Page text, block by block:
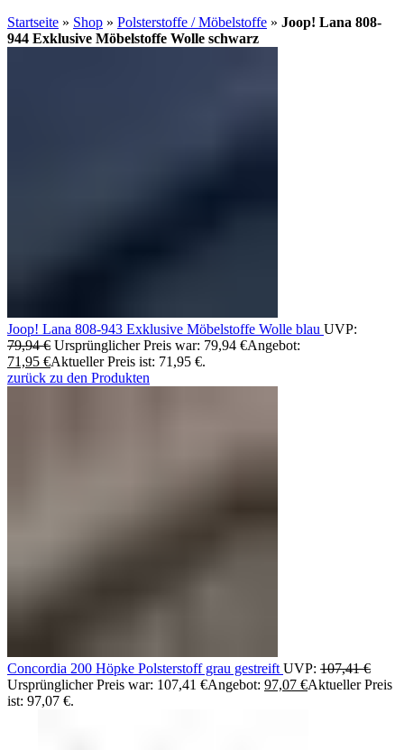
Startseite » Shop » Polsterstoffe / Möbelstoffe » Joop! Lana 808-
944 Exklusive Möbelstoffe Wolle schwarz
Joop! Lana 808-943 Exklusive Möbelstoffe Wolle blau UVP:
79,94€ Ursprünglicher Preis war: 79,94 €Angebot:
71,95 €Aktueller Preis ist: 71,95 €.
zurück zu den Produkten
Concordia 200 Höpke Polsterstoff grau gestreift UVP: 107,41€
Ursprünglicher Preis war: 107,41 €Angebot: 97,07 €Aktueller Preis
ist: 97,07 €.